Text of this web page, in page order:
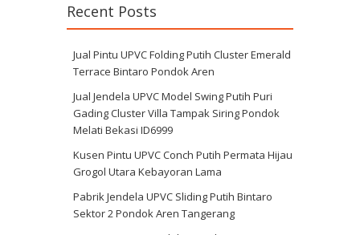
Recent Posts
Jual Pintu UPVC Folding Putih Cluster Emerald
Terrace Bintaro Pondok Aren
Jual Jendela UPVC Model Swing Putih Puri
Gading Cluster Villa Tampak Siring Pondok
Melati Bekasi ID6999
Kusen Pintu UPVC Conch Putih Permata Hijau
Grogol Utara Kebayoran Lama
Pabrik Jendela UPVC Sliding Putih Bintaro
Sektor 2 Pondok Aren Tangerang